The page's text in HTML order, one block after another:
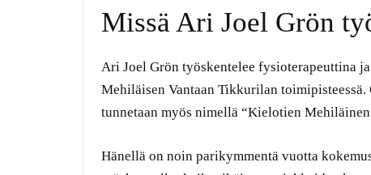
Missä Ari Joel Grön
Ari Joel Grön työskentelee fysioterapeuttina
Mehiläisen Vantaan Tikkurilan
tunnetaan myös nimellä “Kielotien
Hänellä on noin parikymmentä vuotta